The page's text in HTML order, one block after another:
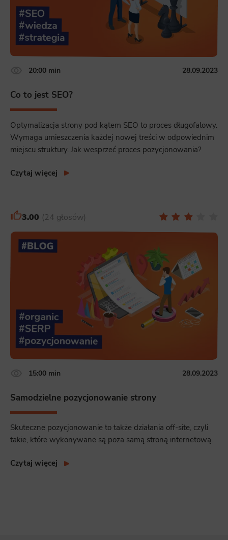
20:00 min 28.09.2023
Co to jest SEO?
Optymalizacja strony pod kątem SEO to proces długofalowy.
Wymaga umieszczenia każdej nowej treści w odpowiednim
miejscu struktury. Jak wesprzeć proces pozycjonowania?
Czytaj więcej
3.00 24 głosów
15:00 min 28.09.2023
Samodzielne pozycjonowanie strony
Skuteczne pozycjonowanie to także działania off-site, czyli
takie, które wykonywane są poza samą stroną internetową.
Czytaj więcej